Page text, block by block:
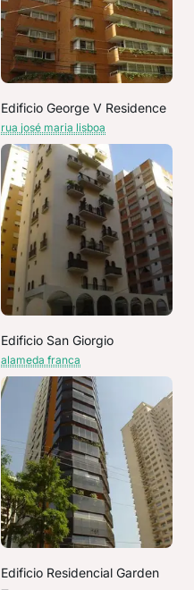
Edificio George V Residence
rua josé maria lisboa
Edificio San Giorgio
alameda franca
Edificio Residencial Garden